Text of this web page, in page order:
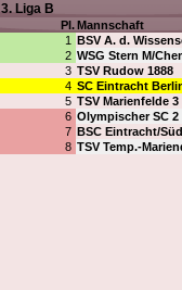
3. Liga B
Pl.Mannschaft
1 BSV A. d.
2 WSG Stern M/
3 TSV Rudow 1888
4 SC Eintracht
5 TSV Marienfelde 3
6 Olympischer SC 2
7 BSC Eintracht/
8 TSV Temp.-